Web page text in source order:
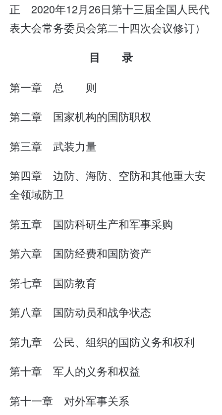
正 2020年12月26日第十三届全国人民代
表大会常务委员会第二十四次会议修订）
目 录
第一章 总 则
第二章 国家机构的国防职权
第三章 武装力量
第四章 边防、海防、空防和其他重大安
全领域防卫
第五章 国防科研生产和军事采购
第六章 国防经费和国防资产
第七章 国防教育
第八章 国防动员和战争状态
第九章 公民、组织的国防义务和权利
第十章 军人的义务和权益
第十一章 对外军事关系